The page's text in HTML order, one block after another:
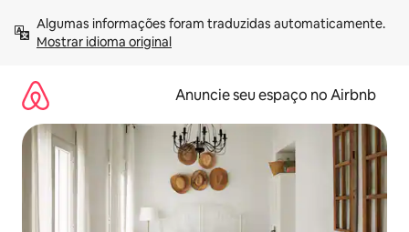
para
Mostrar idioma original
Anuncie seu espaço no Airbnb